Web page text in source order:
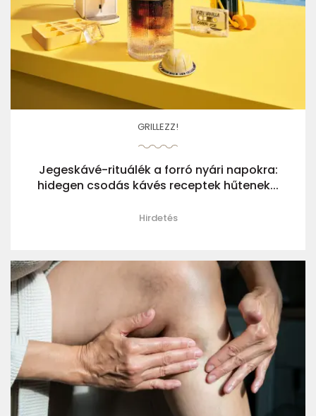
GRILLEZZ!
Jegeskávé-rituálék a forró nyári napokra:
hidegen csodás kávés receptek hűtenek...
Hirdetés